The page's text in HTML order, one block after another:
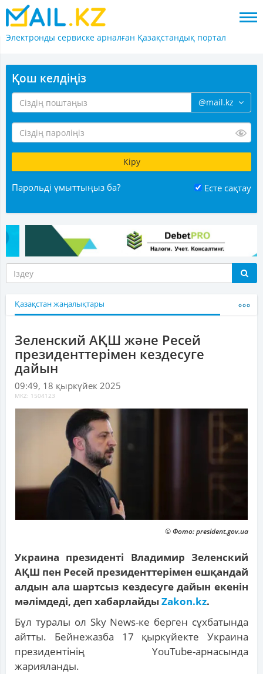
Электронды сервиске арналған Қазақстандық портал
Қош келдіңіз
@mail.kz
Парольді ұмыттыңыз ба? Есте сақтау
Қазақстан жаңалықтары
Зеленский АҚШ және Ресей
президенттерімен кездесуге
дайын
09:49, 18 қыркүйек 2025
MKZ: 1504123
© Фото: president.gov.ua
Украина президенті Владимир Зеленский
АҚШ пен Ресей президенттерімен ешқандай
алдын ала шартсыз кездесуге дайын екенін
мәлімдеді, деп хабарлайдыZakon.kz.
Бұл туралы ол Sky News-ке берген сұхбатында
айтты. Бейнежазба 17 қыркүйекте Украина
президентінің YouTube-арнасында
жарияланды.